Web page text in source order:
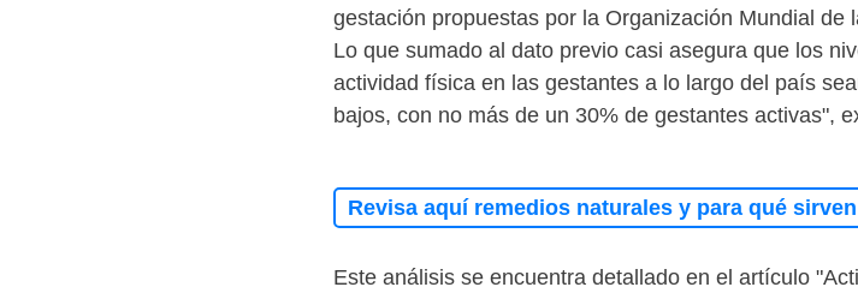
gestación propuestas por la Organización Mundial de
Lo que sumado al dato previo casi asegura que los
actividad física en las gestantes a lo largo del país
bajos, con no más de un 30% de gestantes activas",
Revisa aquí remedios naturales y para qué sirven
Este análisis se encuentra detallado en el artículo